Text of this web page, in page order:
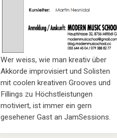
Wer weiss, wie man kreativ über
Akkorde improvisiert und Solisten
mit coolen kreativen Grooves und
Fillings zu Höchstleistungen
motiviert, ist immer ein gern
gesehener Gast an JamSessions.